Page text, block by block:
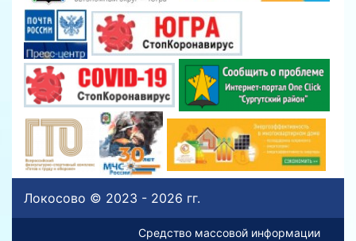
Локосово © 2023 - 2026 гг.
Средство массовой информации